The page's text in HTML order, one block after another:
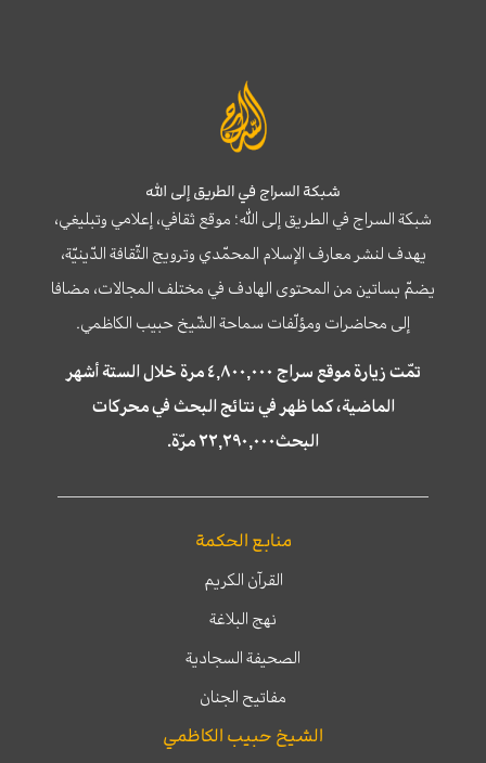
شبكة السراج في الطريق إلى الله
شبكة السراج في الطريق إلى الله؛ موقع ثقافي، إعلامي وتبليغي،
يهدف لنشر معارف الإسلام المحمّدي وترويج الثّقافة الدّينيّة،
يضمّ بساتين من المحتوى الهادف في مختلف المجالات، مضافا
إلى محاضرات ومؤلّفات سماحة الشّيخ حبيب الكاظمي.
تمّت زيارة موقع سراج ٤,٨٠٠,٠٠٠ مرة خلال الستة أشهر
الماضية، كما ظهر في نتائج البحث في محركات
البحث٢٢,٢٩٠,٠٠٠ مرّة.
منابع الحكمة
القرآن الكريم
نهج البلاغة
الصحيفة السجادية
مفاتيح الجنان
الشيخ حبيب الكاظمي